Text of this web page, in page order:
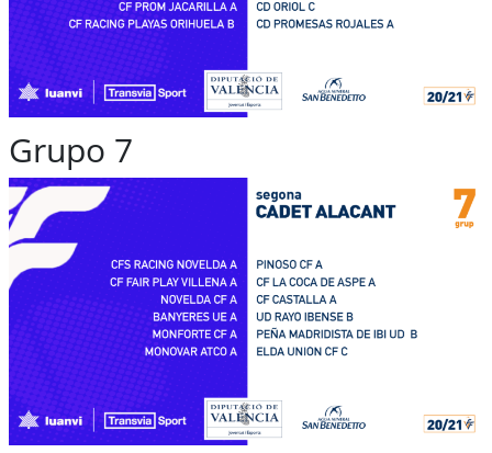
Grupo 7